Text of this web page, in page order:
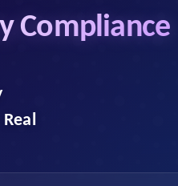
Compliance